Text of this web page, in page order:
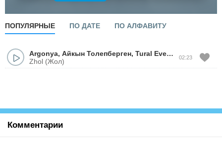
ПОПУЛЯРНЫЕ ПО ДАТЕ ПО АЛФАВИТУ
Argonya, Айкын Толепберген, Tural Everest
Zhol (Жол)
02:23
Комментарии